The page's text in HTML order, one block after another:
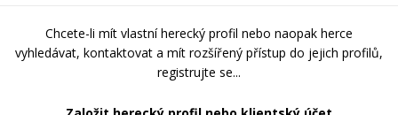
Chcete-li mít vlastní herecký profil nebo naopak herce
vyhledávat, kontaktovat a mít rozšířený přístup do jejich profilů,
registrujte se...